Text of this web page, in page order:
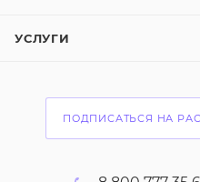
УСЛУГИ
ПОДПИСАТЬСЯ НА